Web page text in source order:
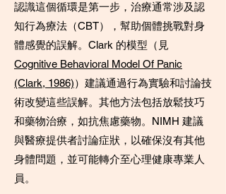
認識這個循環是第一步，治療通常涉及認
知行為療法（CBT），幫助個體挑戰對身
體感覺的誤解。Clark 的模型（見
Cognitive Behavioral Model Of Panic
(Clark, 1986)）建議通過行為實驗和討論技
術改變這些誤解。其他方法包括放鬆技巧
和藥物治療，如抗焦慮藥物。NIMH 建議
與醫療提供者討論症狀，以確保沒有其他
身體問題，並可能轉介至心理健康專業人
員。